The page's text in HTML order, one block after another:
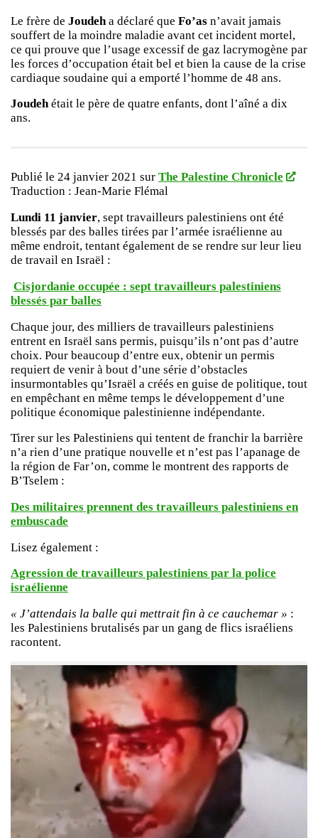
Le frère de Joudeh a déclaré que Fo’as n’avait jamais
souffert de la moindre maladie avant cet incident mortel,
ce qui prouve que l’usage excessif de gaz lacrymogène par
les forces d’occupation était bel et bien la cause de la crise
cardiaque soudaine qui a emporté l’homme de 48 ans.
Joudehétait le père de quatre enfants, dont l’aîné a dix
ans.
Publié le 24 janvier 2021 sur The Palestine Chronicle
Traduction : Jean-Marie Flémal
Lundi 11 janvier, sept travailleurs palestiniens ont été
blessés par des balles tirées par l’armée israélienne au
même endroit, tentant également de se rendre sur leur lieu
de travail en Israël :
Cisjordanie occupée : sept travailleurs palestiniens
blessés par balles
Chaque jour, des milliers de travailleurs palestiniens
entrent en Israël sans permis, puisqu’ils n’ont pas d’autre
choix. Pour beaucoup d’entre eux, obtenir un permis
requiert de venir à bout d’une série d’obstacles
insurmontables qu’Israël a créés en guise de politique, tout
en empêchant en même temps le développement d’une
politique économique palestinienne indépendante.
Tirer sur les Palestiniens qui tentent de franchir la barrière
n’a rien d’une pratique nouvelle et n’est pas l’apanage de
la région de Far’on, comme le montrent des rapports de
B’Tselem :
Des militaires prennent des travailleurs palestiniens en
embuscade
Lisez également :
Agression de travailleurs palestiniens par la police
israélienne
« J’attendais la balle qui mettrait fin à ce cauchemar » :
les Palestiniens brutalisés par un gang de flics israéliens
racontent.